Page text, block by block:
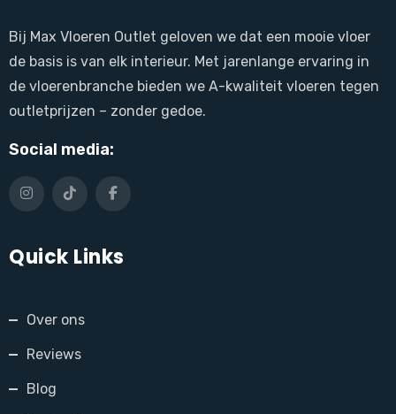
Bij Max Vloeren Outlet geloven we dat een mooie vloer
de basis is van elk interieur. Met jarenlange ervaring in
de vloerenbranche bieden we A-kwaliteit vloeren tegen
outletprijzen – zonder gedoe.
Social media:
Quick Links
Over ons
Reviews
Blog